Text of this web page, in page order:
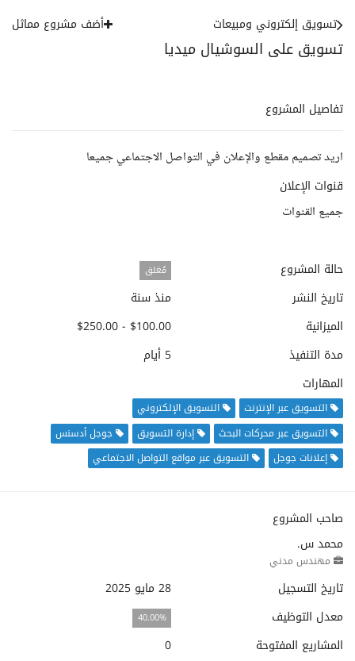
تسويق على السوشيال ميديا
تسويق إلكتروني ومبيعات أضف مشروع مماثل
تفاصيل المشروع
اريد تصميم مقطع والإعلان في التواصل الاجتماعي جميعا
قنوات الإعلان
جميع القنوات
حالة المشروع مُغلق
تاريخ النشر
منذ سنة
الميزانية
$100.00 - $250.00
مدة التنفيذ
5 أيام
المهارات
التسويق عبر الإنترنت
التسويق الإلكتروني
التسويق عبر محركات البحث
إدارة التسويق
جوجل أدسنس
إعلانات جوجل
التسويق عبر مواقع التواصل الاجتماعي
صاحب المشروع
محمد س.
مهندس مدني
تاريخ التسجيل
28 مايو 2025
معدل التوظيف
40.00%
المشاريع المفتوحة
0